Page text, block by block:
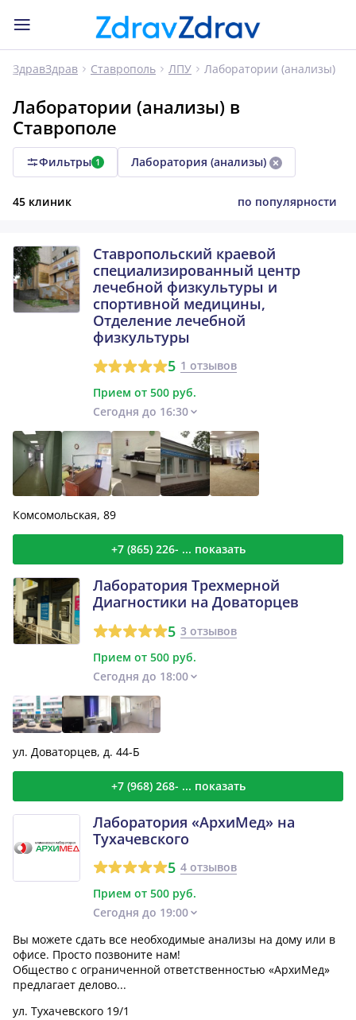
ЗдравЗдрав Ставрополь ЛПУ Лаборатории (анализы)
Лаборатории (анализы) в
Ставрополе
Фильтры 1 Лаборатория (анализы)
45 клиник по популярности
Ставропольский краевой
специализированный центр
лечебной физкультуры и
спортивной медицины,
Отделение лечебной
физкультуры
5 1 отзывов
Прием от 500 руб.
Сегодня до 16:30
Комсомольская, 89
+7 (865) 226- ... показать
Лаборатория Трехмерной
Диагностики на Доваторцев
5 3 отзывов
Прием от 500 руб.
Сегодня до 18:00
ул. Доваторцев, д. 44-Б
+7 (968) 268- ... показать
Лаборатория «АрхиМед» на
Тухачевского
5 4 отзывов
Прием от 500 руб.
Сегодня до 19:00
Вы можете сдать все необходимые анализы на дому или в
офисе. Просто позвоните нам!
Общество с ограниченной ответственностью «АрхиМед»
предлагает делово...
ул. Тухачевского 19/1